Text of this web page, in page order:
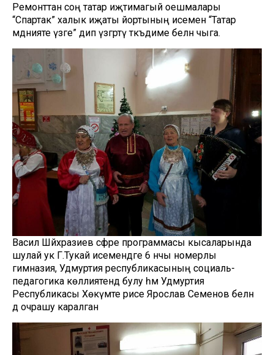
Ремонттан соң татар иҗтимагый оешмалары
“Спартак” халык иҗаты йортының исемен “Татар
мәдәнияте үзәге” дип үзгәртү тәкъдиме белән чыга.
Васил Шәйхразиев сәфәре программасы кысаларында
шулай ук Г.Тукай исемендәге 6 нчы номерлы
гимназия, Удмуртия республикасының социаль-
педагогика көллиятендә булу һәм Удмуртия
Республикасы Хөкүмәте рәисе Ярослав Семенов белән
дә очрашу каралган